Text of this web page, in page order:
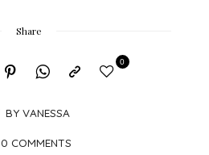
Share
BY VANESSA
0
0 COMMENTS